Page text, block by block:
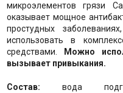
микроэлементов грязи
оказывает мощное
простудных
использовать в
средствами.
Можно
вызывает привыкания.
Состав: вода